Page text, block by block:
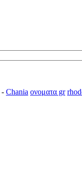
- Chania ονοματα gr